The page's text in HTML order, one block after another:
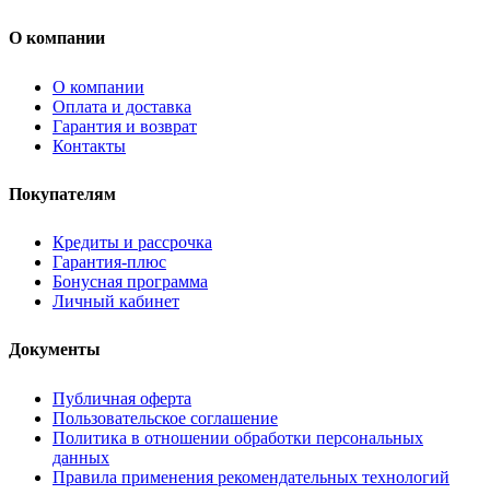
О компании
О компании
Оплата и доставка
Гарантия и возврат
Контакты
Покупателям
Кредиты и рассрочка
Гарантия-плюс
Бонусная программа
Личный кабинет
Документы
Публичная оферта
Пользовательское соглашение
Политика в отношении обработки персональных
данных
Правила применения рекомендательных технологий